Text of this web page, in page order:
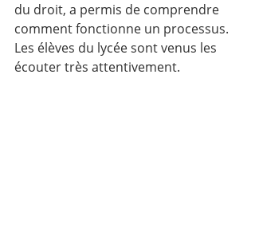
du droit, a permis de comprendre
comment fonctionne un processus.
Les élèves du lycée sont venus les
écouter très attentivement.